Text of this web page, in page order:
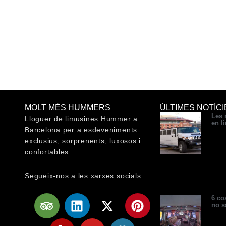
MOLT MÉS HUMMERS
Lloguer de limusines Hummer a
Barcelona per a esdeveniments
exclusius, sorprenents, luxosos i
confortables.
Segueix-nos a les xarxes socials:
T
r
L
i
X
-
P
i
Y
e
W
o
ÚLTIMES
Les
en
6
no